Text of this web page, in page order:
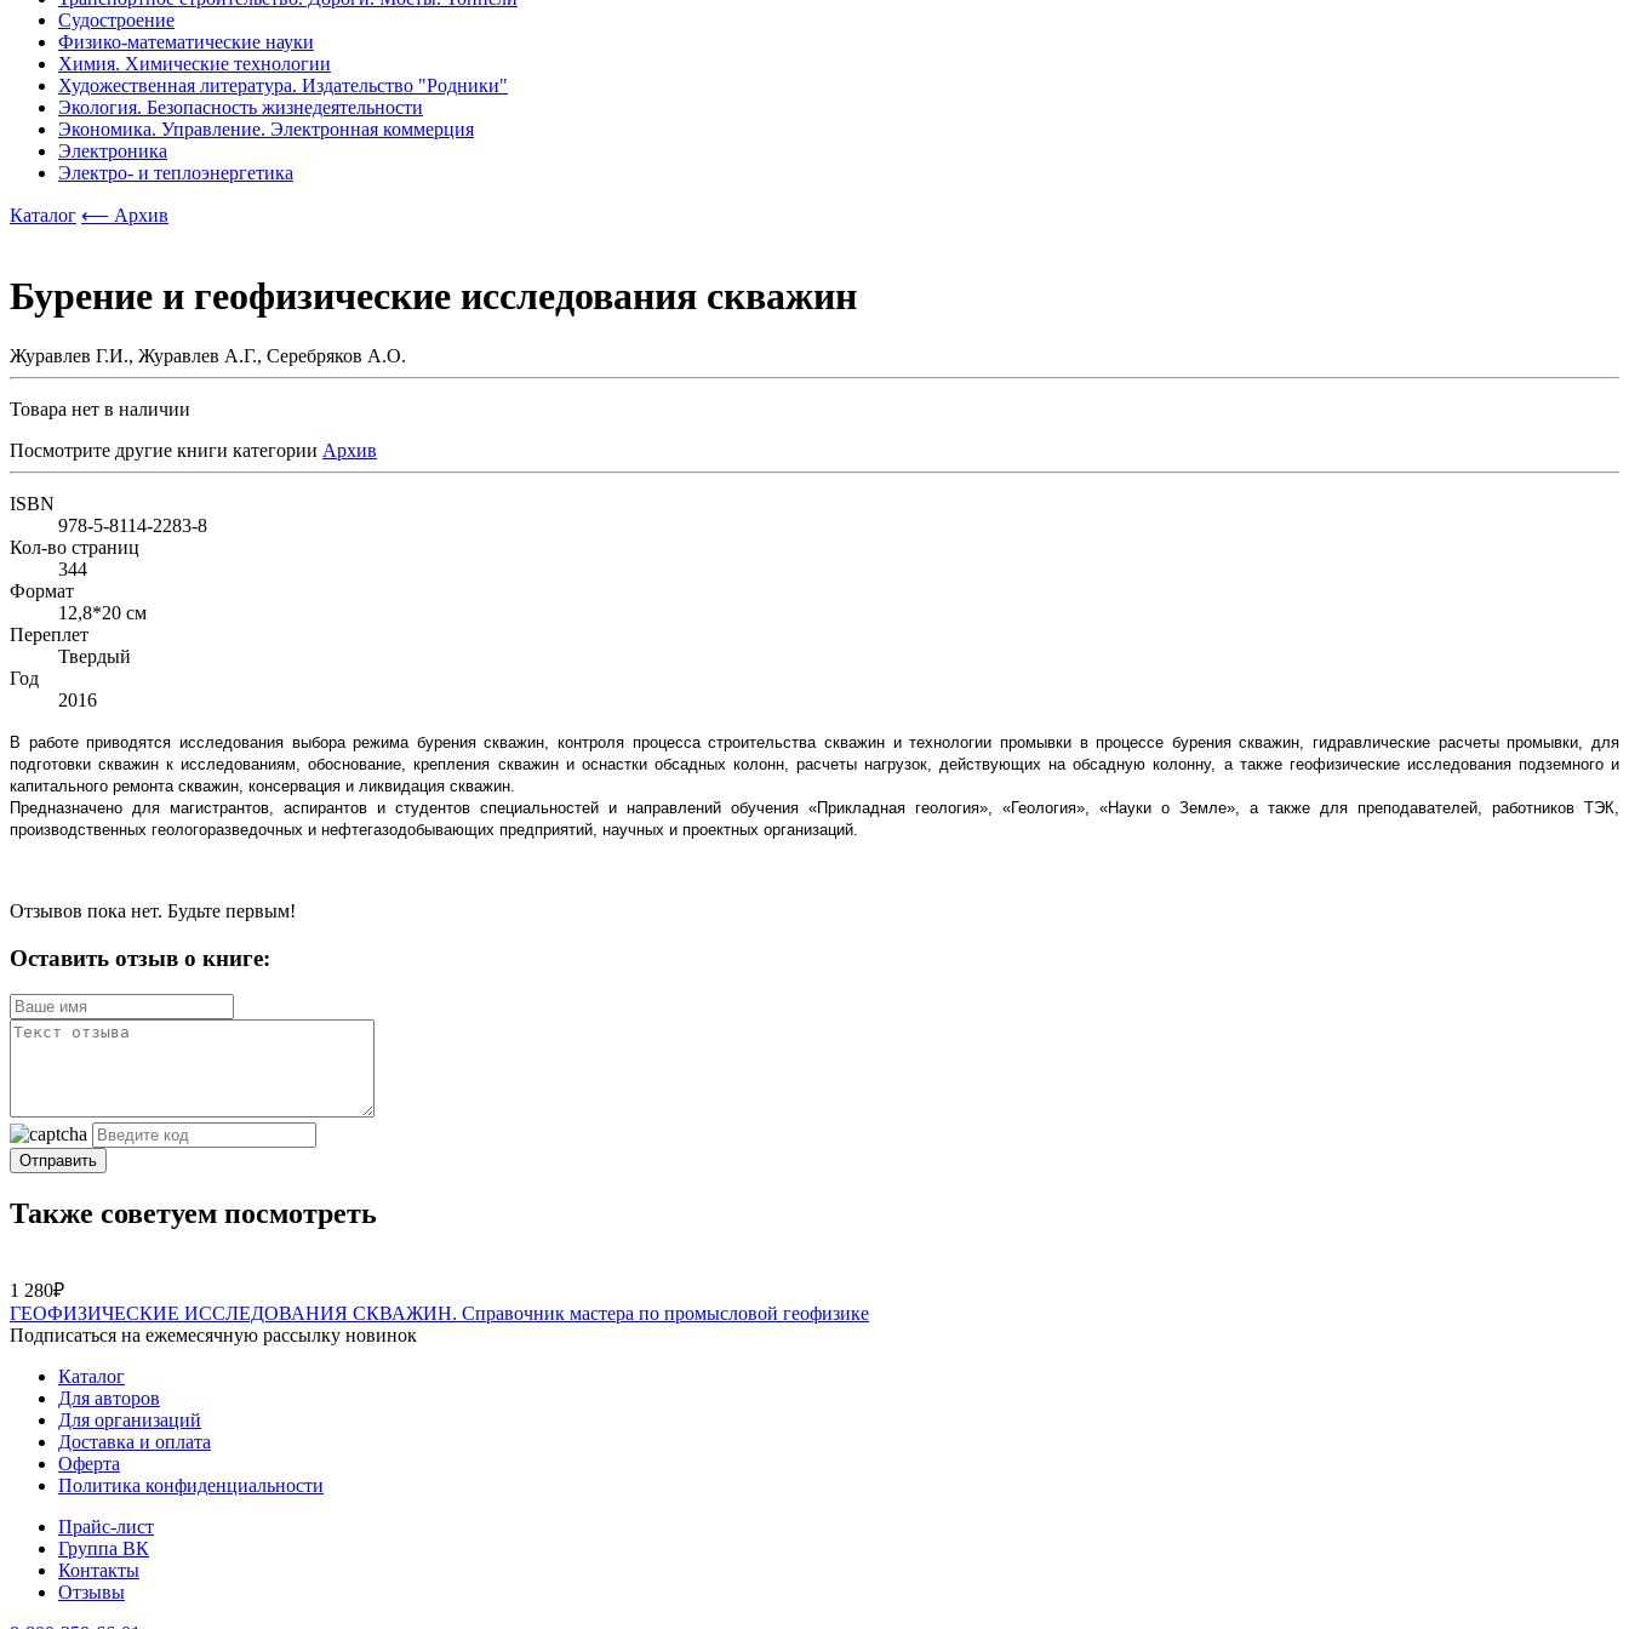
Судостроение
Физико-математические науки
Химия. Химические технологии
Художественная литература. Издательство "Родники"
Экология. Безопасность жизнедеятельности
Экономика. Управление. Электронная коммерция
Электроника
Электро- и теплоэнергетика
Каталог ⟵ Архив
Бурение и геофизические исследования скважин
Журавлев Г.И., Журавлев А.Г., Серебряков А.О.
Товара нет в наличии
Посмотрите другие книги категории Архив
ISBN
978-5-8114-2283-8
Кол-во страниц
344
Формат
12,8*20 см
Переплет
Твердый
Год
2016
В работе приводятся исследования выбора режима бурения скважин, контроля процесса строительства скважин и технологии промывки в процессе бурения скважин, гидравлические расчеты промывки, для
подготовки скважин к исследованиям, обоснование, крепления скважин и оснастки обсадных колонн, расчеты нагрузок, действующих на обсадную колонну, а также геофизические исследования подземного и
капитального ремонта скважин, консервация и ликвидация скважин.
Предназначено для магистрантов, аспирантов и студентов специальностей и направлений обучения «Прикладная геология», «Геология», «Науки о Земле», а также для преподавателей, работников ТЭК,
производственных геологоразведочных и нефтегазодобывающих предприятий, научных и проектных организаций.
Отзывов пока нет. Будьте первым!
Оставить отзыв о книге:
Отправить
Также советуем посмотреть
1 280₽
ГЕОФИЗИЧЕСКИЕ ИССЛЕДОВАНИЯ СКВАЖИН. Справочник мастера по промысловой геофизике
Подписаться на ежемесячную рассылку новинок
Каталог
Для авторов
Для организаций
Доставка и оплата
Оферта
Политика конфиденциальности
Прайс-лист
Группа ВК
Контакты
Отзывы